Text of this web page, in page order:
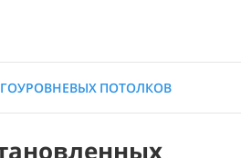
ПОТОЛКОВ